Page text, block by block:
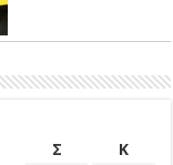
Σ
Κ